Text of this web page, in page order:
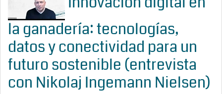
la ganadería: tecnologías,
datos y conectividad para un
futuro sostenible (entrevista
con Nikolaj Ingemann Nielsen)